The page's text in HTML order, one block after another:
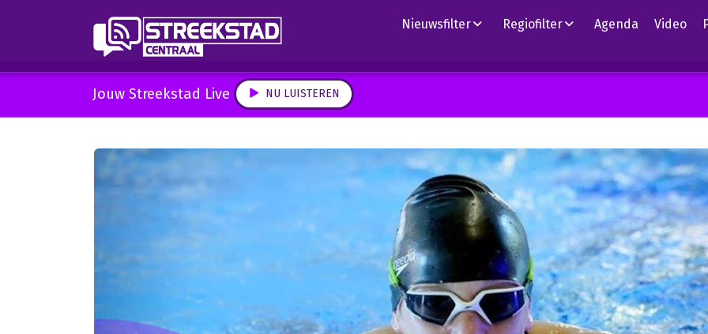
Nieuwsfilter Regiofilter Agenda Video
Jouw Streekstad Live NU LUISTEREN